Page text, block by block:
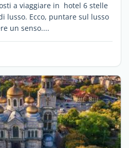
a viaggiare in hotel 6 stelle
lusso. Ecco, puntare sul lusso
un senso....